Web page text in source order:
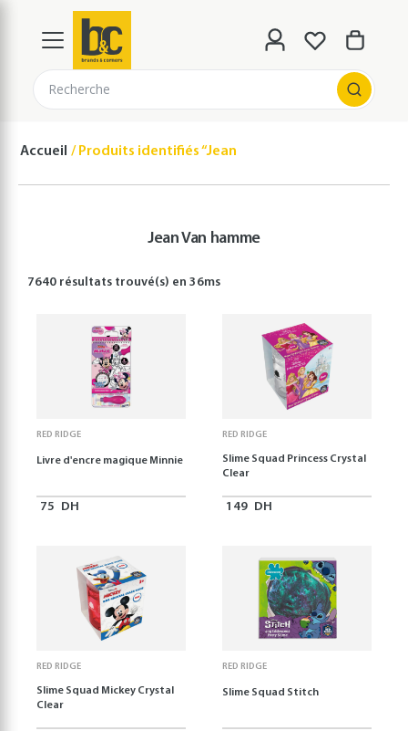
Recherche
Accueil Produits identifiés “Jean Van hamme”
Jean Van hamme
7640 résultats trouvé(s) en36ms
RED RIDGE
Livre d'encre magique Minnie
75 DH
RED RIDGE
Slime Squad Princess Crystal
Clear
149 DH
RED RIDGE
Slime Squad Mickey Crystal
Clear
RED RIDGE
Slime Squad Stitch